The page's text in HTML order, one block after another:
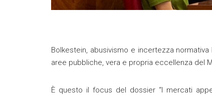
Bolkestein, abusivismo e incertezza
aree pubbliche, vera e propria eccellenza del
È questo il focus del dossier “I mercati